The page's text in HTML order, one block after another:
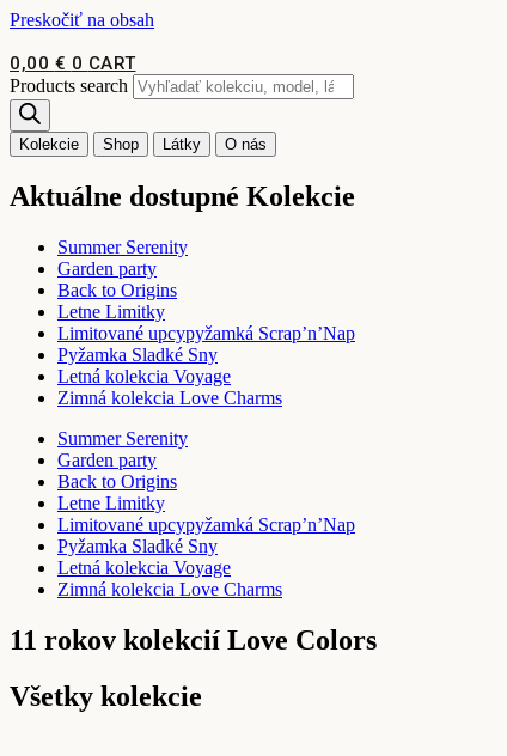
Preskočiť na obsah
0,00 € 0 CART
Products search
Kolekcie Shop Látky O nás
Aktuálne dostupné Kolekcie
Summer Serenity
Garden party
Back to Origins
Letne Limitky
Limitované upcypyžamká Scrap’n’Nap
Pyžamka Sladké Sny
Letná kolekcia Voyage
Zimná kolekcia Love Charms
Summer Serenity
Garden party
Back to Origins
Letne Limitky
Limitované upcypyžamká Scrap’n’Nap
Pyžamka Sladké Sny
Letná kolekcia Voyage
Zimná kolekcia Love Charms
11 rokov kolekcií Love Colors
Všetky kolekcie